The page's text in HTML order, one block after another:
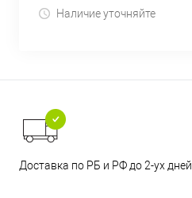
Наличие уточняйте
Доставка по РБ и РФ до 2-ух дней